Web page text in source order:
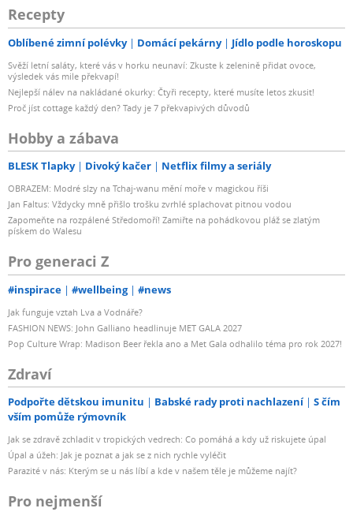
Recepty
Oblíbené zimní polévky Domácí pekárny Jídlo podle horoskopu
Svěží letní saláty, které vás v horku neunaví: Zkuste k zelenině přidat ovoce,
výsledek vás mile překvapí!
Nejlepší nálev na nakládané okurky: Čtyři recepty, které musíte letos zkusit!
Proč jíst cottage každý den? Tady je 7 překvapivých důvodů
Hobby a zábava
BLESK Tlapky Divoký kačer Netflix filmy a seriály
OBRAZEM: Modré slzy na Tchaj-wanu mění moře v magickou říši
Jan Faltus: Vždycky mně přišlo trošku zvrhlé splachovat pitnou vodou
Zapomeňte na rozpálené Středomoří! Zamiřte na pohádkovou pláž se zlatým
pískem do Walesu
Pro generaci Z
#inspirace #wellbeing #news
Jak funguje vztah Lva a Vodnáře?
FASHION NEWS: John Galliano headlinuje MET GALA 2027
Pop Culture Wrap: Madison Beer řekla ano a Met Gala odhalilo téma pro rok 2027!
Zdraví
Podpořte dětskou imunitu Babské rady proti nachlazení
S čím
vším pomůže rýmovník
Jak se zdravě zchladit v tropických vedrech: Co pomáhá a kdy už riskujete úpal
Úpal a úžeh: Jak je poznat a jak se z nich rychle vyléčit
Parazité v nás: Kterým se u nás líbí a kde v našem těle je můžeme najít?
Pro nejmenší